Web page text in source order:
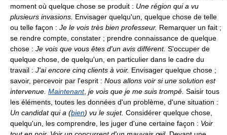
moment où quelque chose se produit : Une région qui a vu
plusieurs invasions. Envisager quelqu'un, quelque chose de telle
ou telle façon : Je le vois très bien professeur. Remarquer un fait ;
se rendre compte, constater ; prendre connaissance de quelque
chose : Je vois que vous êtes d'un avis différent. S'occuper de
quelque chose, de quelqu'un, en particulier dans le cadre du
travail : J'ai encore cinq clients à voir. Envisager quelque chose ;
savoir, percevoir par l'esprit : Nous allons voir si une solution est
intervenue. Maintenant, je vois que je me suis trompé. Saisir tous
les éléments, toutes les données d'un problème, d'une situation :
Un candidat qui a (bien) vu le sujet. Considérer quelque chose,
quelqu'un, les comprendre, les juger d'une certaine façon : Voir